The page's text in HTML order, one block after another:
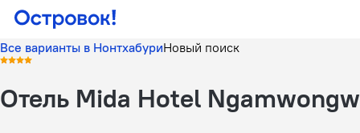
Все варианты в НонтхабуриНовый поиск
Отель Mida Hotel